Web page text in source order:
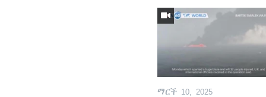
ማርች 10, 2025